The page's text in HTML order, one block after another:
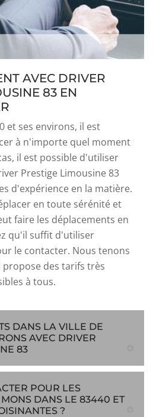
AVEC DRIVER
83 EN
et ses environs, il est
à n'importe quel moment
il est possible d'utiliser
Prestige Limousine 83
d'expérience en la matière.
en toute sérénité et
faire les déplacements en
qu'il suffit d'utiliser
le contacter. Nous tenons
des tarifs très
à tous.
DANS LA VILLE DE
AVEC DRIVER
83
POUR LES
DANS LE 83440 ET
?